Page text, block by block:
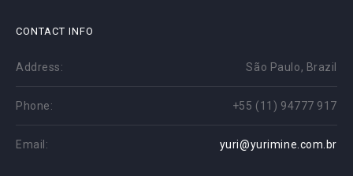
CONTACT INFO
Address: São Paulo, Brazil
Phone: +55 (11) 94777 917
Email: yuri@yurimine.com.br